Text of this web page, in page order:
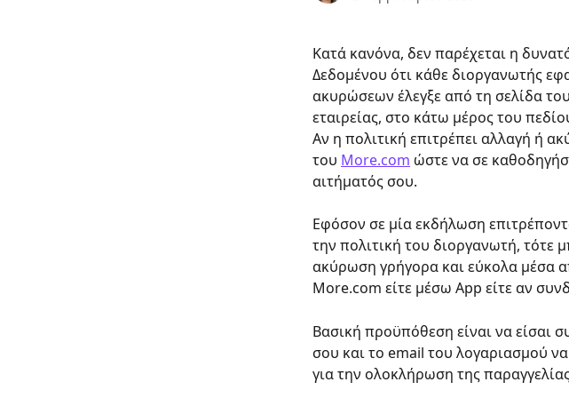
Κατά κανόνα, δεν παρέχεται η
Δεδομένου ότι κάθε διοργανωτής
ακυρώσεων έλεγξε από τη σελίδα
εταιρείας, στο κάτω μέρος του
Αν η πολιτική επιτρέπει αλλαγή ή
του More.com ώστε να σε
αιτήματός σου.
Εφόσον σε μία εκδήλωση
την πολιτική του διοργανωτή, τότε
ακύρωση γρήγορα και εύκολα μέσα
More.com είτε μέσω App είτε αν
Βασική προϋπόθεση είναι να είσαι
σου και το email του λογαριασμού
για την ολοκλήρωση της